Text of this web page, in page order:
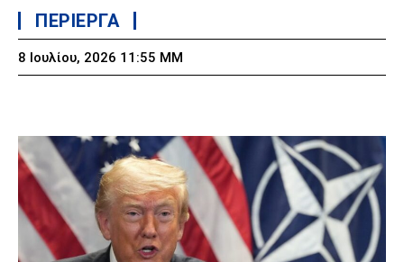
ΠΕΡΙΕΡΓΑ
8 Ιουλίου, 2026 11:55 ΜΜ